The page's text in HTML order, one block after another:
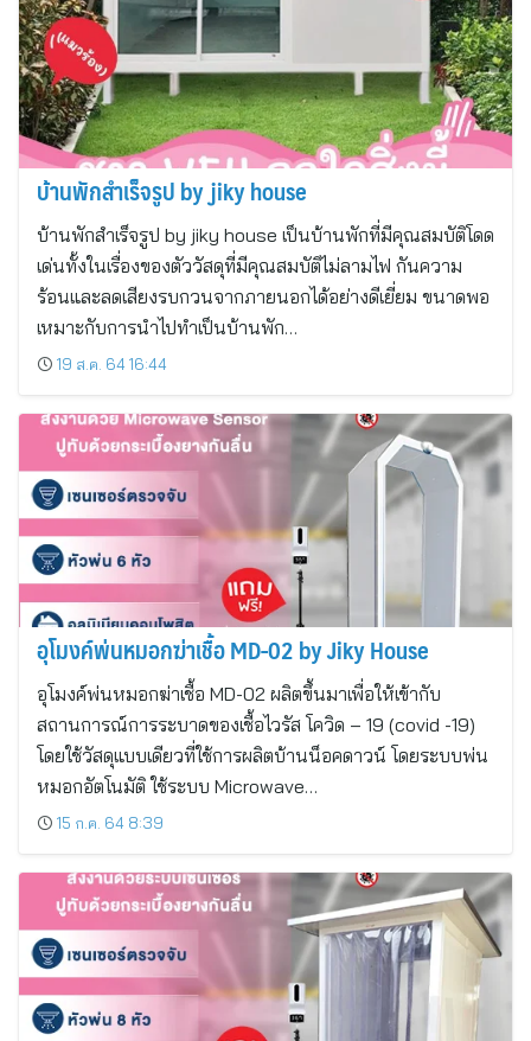
บ้านพักสำเร็จรูป by jiky house
บ้านพักสำเร็จรูป by jiky house เป็นบ้านพักที่มีคุณสมบัติโดด
เด่นทั้งในเรื่องของตัววัสดุที่มีคุณสมบัติไม่ลามไฟ กันความ
ร้อนและลดเสียงรบกวนจากภายนอกได้อย่างดีเยี่ยม ขนาดพอ
เหมาะกับการนำไปทำเป็นบ้านพัก…
19 ส.ค. 64 16:44
อุโมงค์พ่นหมอกฆ่าเชื้อ MD-02 by Jiky House
อุโมงค์พ่นหมอกฆ่าเชื้อ MD-02 ผลิตขึ้นมาเพื่อให้เข้ากับ
สถานการณ์การระบาดของเชื้อไวรัส โควิด – 19 (covid -19)
โดยใช้วัสดุแบบเดียวที่ใช้การผลิตบ้านน็อคดาวน์ โดยระบบพ่น
หมอกอัตโนมัติ ใช้ระบบ Microwave…
15 ก.ค. 64 8:39